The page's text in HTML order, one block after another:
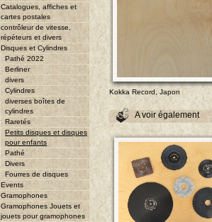
Catalogues, affiches et
cartes postales
contrôleur de vitesse,
répéteurs et divers
Disques et Cylindres
Pathé 2022
Berliner
divers
Cylindres
diverses boîtes de
cylindres
Raretés
Petits disques et disques
pour enfants
Pathé
Divers
Fourres de disques
Events
Gramophones
Gramophones Jouets et
jouets pour gramophones
Kokka Record, Japon
A voir également